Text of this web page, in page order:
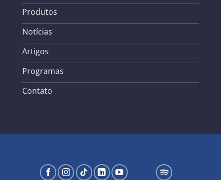
Produtos
Notícias
Artigos
Programas
Contato